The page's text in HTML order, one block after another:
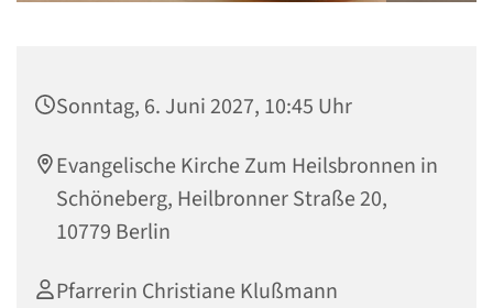
Sonntag, 6. Juni 2027, 10:45 Uhr
Evangelische Kirche Zum Heilsbronnen in
Schöneberg, Heilbronner Straße 20,
10779 Berlin
Pfarrerin Christiane Klußmann